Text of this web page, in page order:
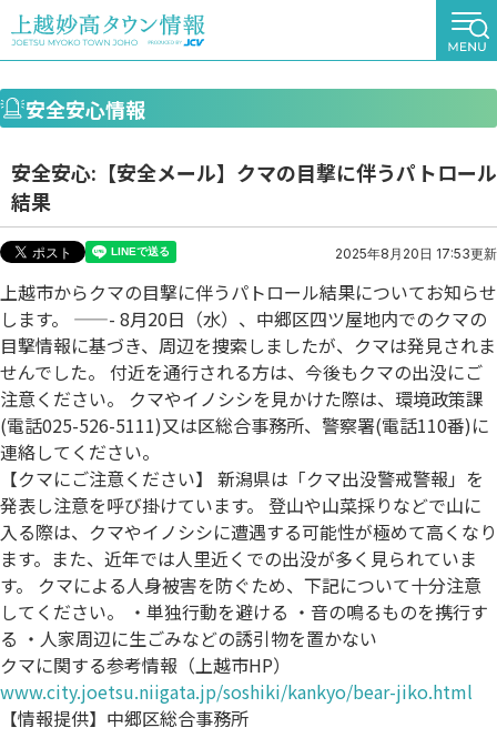
安全安心情報
安全安心:【安全メール】クマの目撃に伴うパトロール
結果
2025年8月20日 17:53更新
上越市からクマの目撃に伴うパトロール結果についてお知らせ
します。 ——- 8月20日（水）、中郷区四ツ屋地内でのクマの
目撃情報に基づき、周辺を捜索しましたが、クマは発見されま
せんでした。 付近を通行される方は、今後もクマの出没にご
注意ください。 クマやイノシシを見かけた際は、環境政策課
(電話025-526-5111)又は区総合事務所、警察署(電話110番)に
連絡してください。
【クマにご注意ください】 新潟県は「クマ出没警戒警報」を
発表し注意を呼び掛けています。 登山や山菜採りなどで山に
入る際は、クマやイノシシに遭遇する可能性が極めて高くなり
ます。また、近年では人里近くでの出没が多く見られていま
す。 クマによる人身被害を防ぐため、下記について十分注意
してください。 ・単独行動を避ける ・音の鳴るものを携行す
る ・人家周辺に生ごみなどの誘引物を置かない
クマに関する参考情報（上越市HP）
www.city.joetsu.niigata.jp/soshiki/kankyo/bear-jiko.html
【情報提供】中郷区総合事務所